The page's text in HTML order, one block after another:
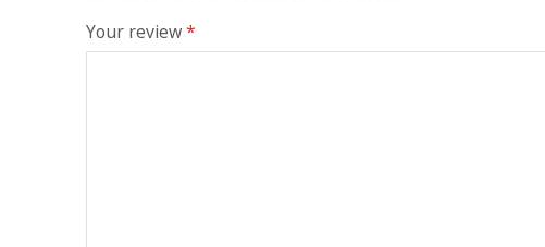
Your review*